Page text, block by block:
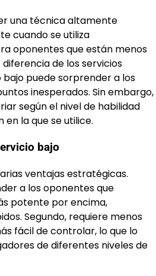
una técnica altamente
cuando se utiliza
oponentes que están menos
de los servicios
puede sorprender a los
inesperados. Sin embargo,
según el nivel de habilidad
en la que se utilice.
bajo
ventajas estratégicas.
a los oponentes que
potente por encima,
Segundo, requiere menos
fácil de controlar, lo que lo
de diferentes niveles de